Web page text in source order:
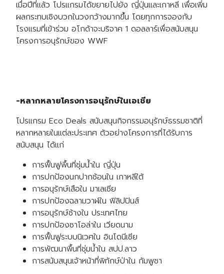
เมื่อปีที่แล้ว โปรแกรมได้ขยายไปยัง ญี่ปุ่นและเกาหลี เพื่อเพิ่ม
ผลกระทบเชิงบวกในวงกว้างมากขึ้น โดยทุกการจองกับ
โรงแรมที่เข้าร่วม อโกด้าจะบริจาค 1 ดอลลาร์เพื่อสนับสนุน
โครงการอนุรักษ์ของ WWF
-หลากหลายโครงการอนุรักษ์ในเอเชีย
โปรแกรม Eco Deals สนับสนุนกิจกรรมอนุรักษ์ธรรมชาติที่
หลากหลายในแต่ละประเทศ ตัวอย่างโครงการที่ได้รับการ
สนับสนุน ได้แก่
การฟื้นฟูพื้นที่ชุ่มน้ำใน ญี่ปุ่น
การปกป้องนกปากช้อนใน เกาหลีใต้
การอนุรักษ์เสือใน มาเลเซีย
การปกป้องฉลามวาฬใน ฟิลิปปินส์
การอนุรักษ์ช้างใน ประเทศไทย
การปกป้องซาโอล่าใน เวียดนาม
การฟื้นฟูระบบนิเวศใน อินโดนีเซีย
การพัฒนาพื้นที่ชุ่มน้ำใน สปป.ลาว
การสนับสนุนเจ้าหน้าที่พิทักษ์ป่าใน กัมพูชา